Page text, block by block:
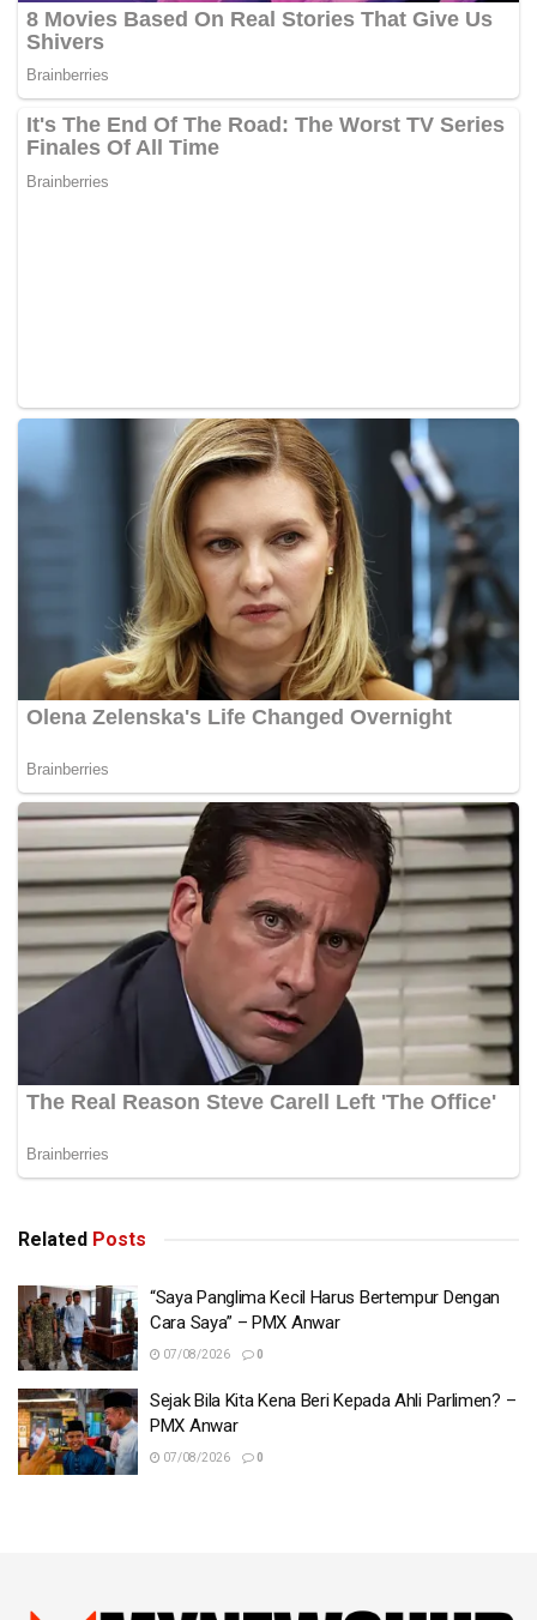
Related Posts
“Saya Panglima Kecil Harus Bertempur Dengan
Cara Saya” – PMX Anwar
07/08/2026 0
Sejak Bila Kita Kena Beri Kepada Ahli Parlimen? –
PMX Anwar
07/08/2026 0